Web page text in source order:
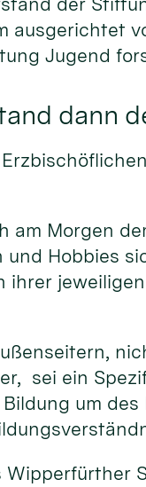
ausgerichtet
Jugend
dann
am Morgen
Hobbies
ihrer
sei ein
um